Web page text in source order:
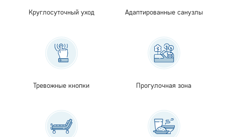
Круглосуточный уход Адаптированные санузлы
Тревожные кнопки Прогулочная зона